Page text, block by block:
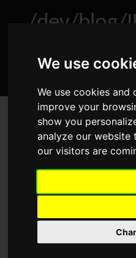
We use
We use cookies
improve your
show you
analyze our website
our visitors are
/dev/blog/
Home About
OT: Fast
Apr 27, 2013•Rants•
Schön, wenn der Upload
so schön, wenn das